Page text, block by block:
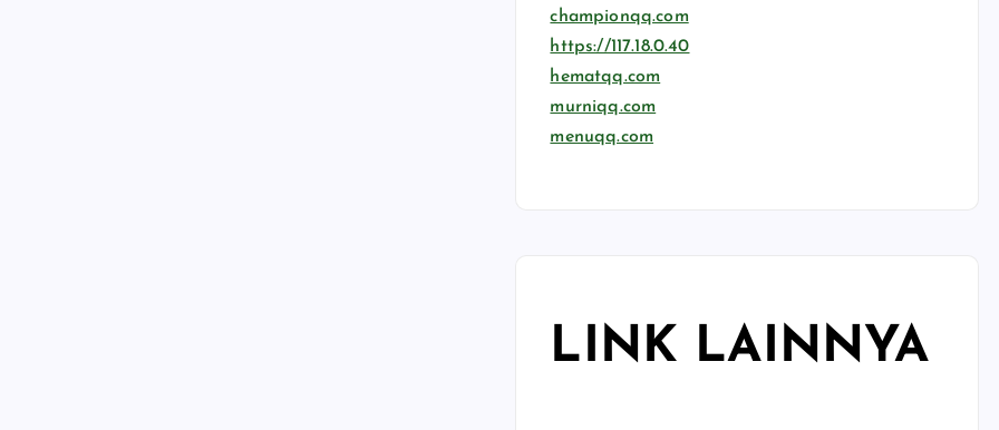
championqq.com
https://117.18.0.40
hematqq.com
murniqq.com
menuqq.com
LINK LAINNYA